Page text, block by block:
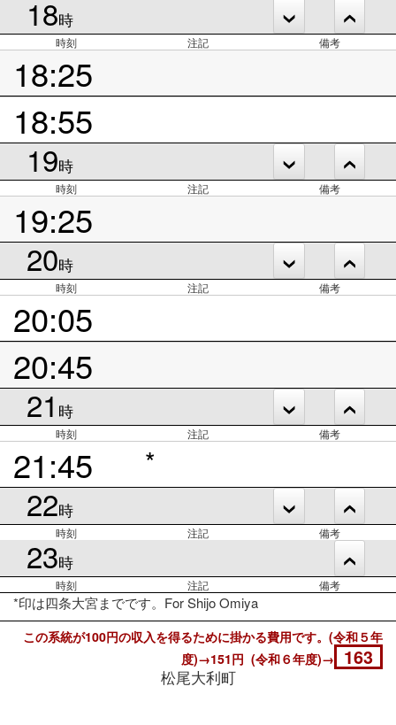
18時
時刻 注記 備考
18:25
18:55
19時
時刻 注記 備考
19:25
20時
時刻 注記 備考
20:05
20:45
21 時
時刻 注記 備考
21:45 *
22時
時刻 注記 備考
23時
時刻 注記 備考
*印は四条大宮までです。For Shijo Omiya
この系統が100円の収入を得るために掛かる費用です。(令和５年
度)→151円 (令和６年度)→
163
松尾大利町